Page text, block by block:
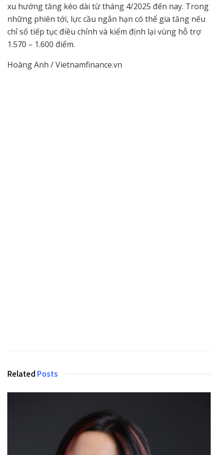
xu hướng tăng kéo dài từ tháng 4/2025 đến nay. Trong
những phiên tới, lực cầu ngắn hạn có thể gia tăng nếu
chỉ số tiếp tục điều chỉnh và kiểm định lại vùng hỗ trợ
1.570 – 1.600 điểm.
Hoàng Anh / Vietnamfinance.vn
Related Posts